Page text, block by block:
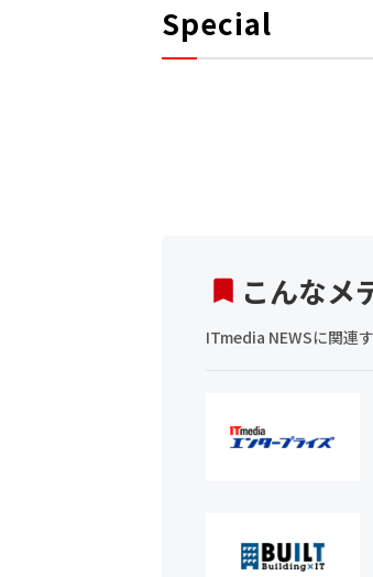
Special
こんなメ
ITmedia NEWSに関連